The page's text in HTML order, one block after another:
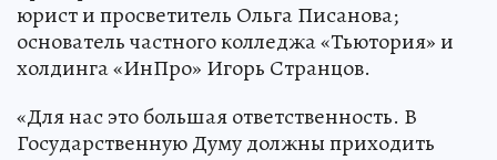
юрист и просветитель Ольга Писанова;
основатель частного колледжа «Тьютория» и
холдинга «ИнПро» Игорь Странцов.
«Для нас это большая ответственность. В
Государственную Думу должны приходить